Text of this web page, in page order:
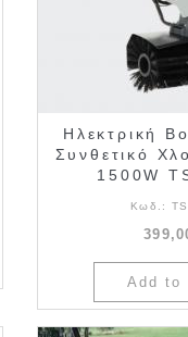
Ηλεκτρική
Συνθετικό
1500W
Κωδ.: